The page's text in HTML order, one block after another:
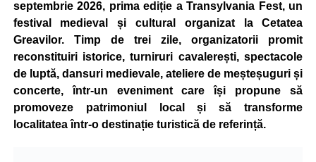
septembrie 2026, prima ediție a Transylvania Fest, un
festival medieval și cultural organizat la Cetatea
Greavilor. Timp de trei zile, organizatorii promit
reconstituiri istorice, turniruri cavalerești, spectacole
de luptă, dansuri medievale, ateliere de meșteșuguri și
concerte, într-un eveniment care își propune să
promoveze patrimoniul local și să transforme
localitatea într-o destinație turistică de referință.